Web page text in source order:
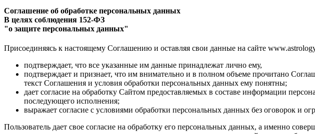
Соглашение об обработке персональных данных
В целях соблюдения 152-ФЗ
"о защите персональных данных"
Присоединяясь к настоящему Соглашению и оставляя свои данные на сайте
подтверждает, что все указанные им данные принадлежат лично ему,
подтверждает и признает, что им внимательно и в полном объеме прочитано
текст Соглашения и условия обработки персональных данных ему понятны;
дает согласие на обработку Сайтом предоставляемых в составе информации
последующего исполнения;
выражает согласие с условиями обработки персональных данных без оговорок и
Пользователь дает свое согласие на обработку его персональных данных, а именно